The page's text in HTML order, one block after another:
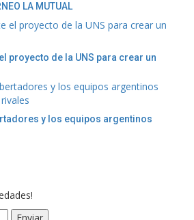
LA MUTUAL
proyecto de la UNS para crear un
y los equipos argentinos